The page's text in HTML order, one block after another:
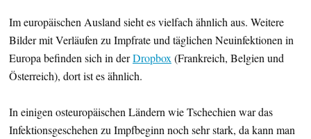
Im europäischen Ausland sieht es vielfach ähnlich aus. Weitere
Bilder mit Verläufen zu Impfrate und täglichen Neuinfektionen in
Europa befinden sich in derDropbox (Frankreich, Belgien und
Österreich), dort ist es ähnlich.
In einigen osteuropäischen Ländern wie Tschechien war das
Infektionsgeschehen zu Impfbeginn noch sehr stark, da kann man